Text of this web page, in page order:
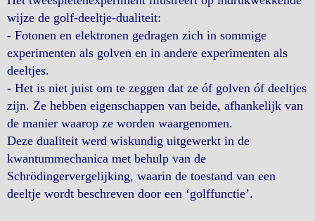
wijze de golf-deeltje-dualiteit:
- Fotonen en elektronen gedragen zich in sommige
experimenten als golven en in andere experimenten als
deeltjes.
- Het is niet juist om te zeggen dat ze óf golven óf deeltjes
zijn. Ze hebben eigenschappen van beide, afhankelijk van
de manier waarop ze worden waargenomen.
Deze dualiteit werd wiskundig uitgewerkt in de
kwantummechanica met behulp van de
Schrödingervergelijking, waarin de toestand van een
deeltje wordt beschreven door een ‘golf­functie’.